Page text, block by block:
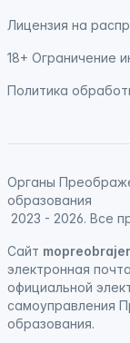
Лицензия на
18+ Ограничение
Политика
Органы
образования
2023 - 2026. Все
Сайт
электронная почта
официальной
самоуправления
образования.